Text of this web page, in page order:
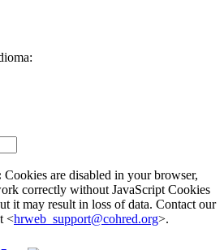
Cookies are disabled in your browser,
correctly without JavaScript Cookies
it may result in loss of data. Contact our
<hrweb_support@cohred.org>.